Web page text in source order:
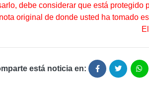
debe considerar que está protegido
original de donde usted ha tomado
está noticia en: